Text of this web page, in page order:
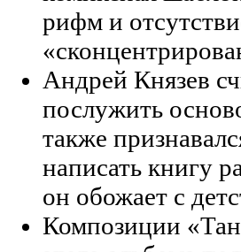
рифм и
Андрей Князев
послужить
также
написать книгу
он обожает с
Композиции